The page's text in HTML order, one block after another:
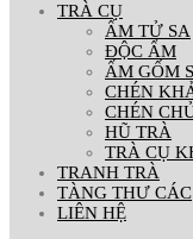
TRÀ CỤ
ẤM TỬ SA
ĐỘC ẨM
ẤM GỐM
CHÉN
CHÉN
HŨ TRÀ
TRÀ CỤ
TRANH TRÀ
TÀNG THƯ CÁC
LIÊN HỆ